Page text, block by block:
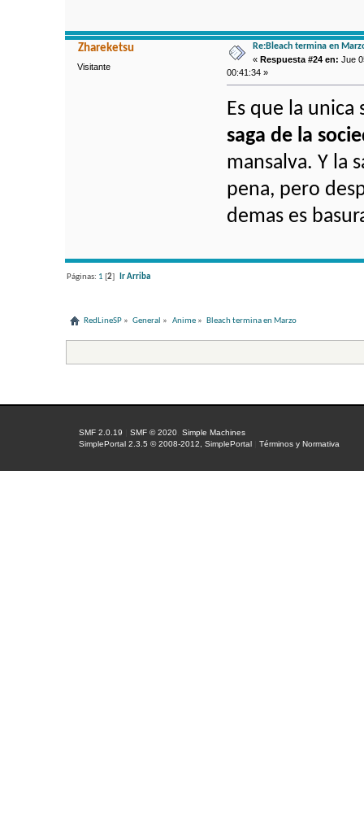
Zhareketsu
Visitante
Re:Bleach termina en
«Respuesta #24 en: Jue
00:41:34 »
Es que la
saga de la
mansalva. Y la
pena, pero
demas es
Páginas: 1 [2] Ir Arriba
RedLineSP » General » Anime» Bleach termina en Marzo
SMF 2.0.19 |SMF © 2020 ,Simple Machines
SimplePortal 2.3.5 © 2008-2012, SimplePortal
|Términos y Normativa